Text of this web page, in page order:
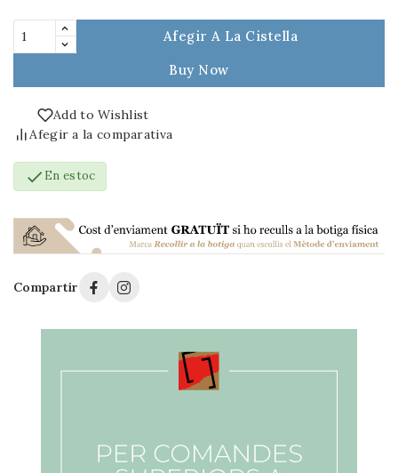
Afegir A La Cistella
Buy Now
Add to Wishlist
Afegir a la comparativa
 En estoc
Compartir